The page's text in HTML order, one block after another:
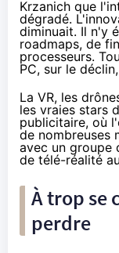
Krzanich que
dégradé.
diminuait. Il n'y
roadmaps, de
processeurs.
PC, sur le
La VR, les
les vraies stars
publicitaire, où
de nombreuses
avec un groupe
de télé-réalité
À trop se
perdre